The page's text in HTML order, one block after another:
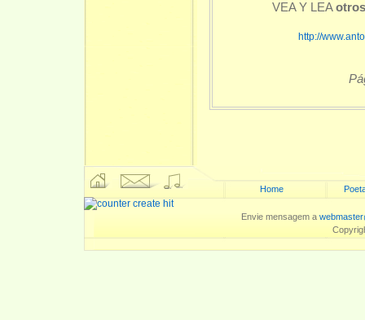
VEA Y LEA
http://
Home
Envie mensagem a